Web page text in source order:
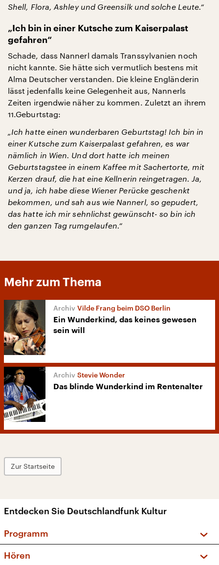
Shell, Flora, Ashley und Greensilk und solche Leute.“
„Ich bin in einer Kutsche zum Kaiserpalast
gefahren“
Schade, dass Nannerl damals Transsylvanien noch
nicht kannte. Sie hätte sich vermutlich bestens mit
Alma Deutscher verstanden. Die kleine Engländerin
lässt jedenfalls keine Gelegenheit aus, Nannerls
Zeiten irgendwie näher zu kommen. Zuletzt an ihrem
11.Geburtstag:
„Ich hatte einen wunderbaren Geburtstag! Ich bin in
einer Kutsche zum Kaiserpalast gefahren, es war
nämlich in Wien. Und dort hatte ich meinen
Geburtstagstee in einem Kaffee mit Sachertorte, mit
Kerzen drauf, die hat eine Kellnerin reingetragen. Ja,
und ja, ich habe diese Wiener Perücke geschenkt
bekommen, und sah aus wie Nannerl, so gepudert,
das hatte ich mir sehnlichst gewünscht- so bin ich
den ganzen Tag rumgelaufen.“
Mehr zum Thema
Vilde Frang beim DSO Berlin
Ein Wunderkind, das keines gewesen
sein will
Stevie Wonder
Das blinde Wunderkind im Rentenalter
Zur Startseite
Entdecken Sie Deutschlandfunk Kultur
Programm
Hören